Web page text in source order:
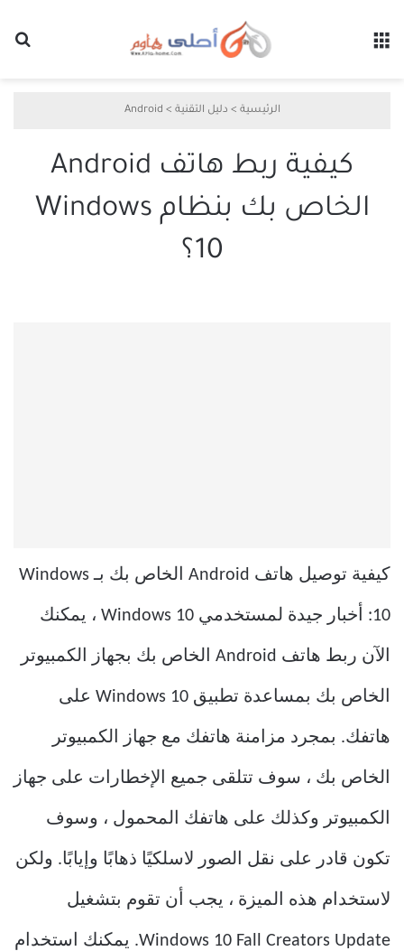
الرئيسية > دليل التقنية >
Android
كيفية ربط هاتف Android
الخاص بك بنظام Windows
10؟
كيفية توصيل هاتف Android الخاص بك بـ Windows
10: أخبار جيدة لمستخدمي Windows 10 ، يمكنك
الآن ربط هاتف Android الخاص بك بجهاز الكمبيوتر
الخاص بك بمساعدة تطبيق Windows 10 على
هاتفك. بمجرد مزامنة هاتفك مع جهاز الكمبيوتر
الخاص بك ، سوف تتلقى جميع الإخطارات على جهاز
الكمبيوتر وكذلك على هاتفك المحمول ، وسوف
تكون قادر على نقل الصور لاسلكيًا ذهابًا وإيابًا. ولكن
لاستخدام هذه الميزة ، يجب أن تقوم بتشغيل
Windows 10 Fall Creators Update. يمكنك استخدام